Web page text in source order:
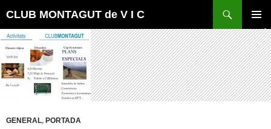
contingut
CLUB MONTAGUT de V I C
MENÚ
GENERAL, PORTADA